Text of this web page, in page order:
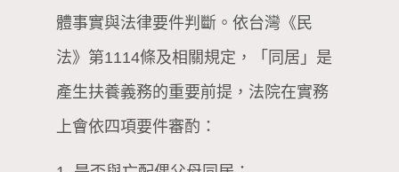
體事實與法律要件判斷。依台灣《民
法》第1114條及相關規定，「同居」是
產生扶養義務的重要前提，法院在實務
上會依四項要件審酌：